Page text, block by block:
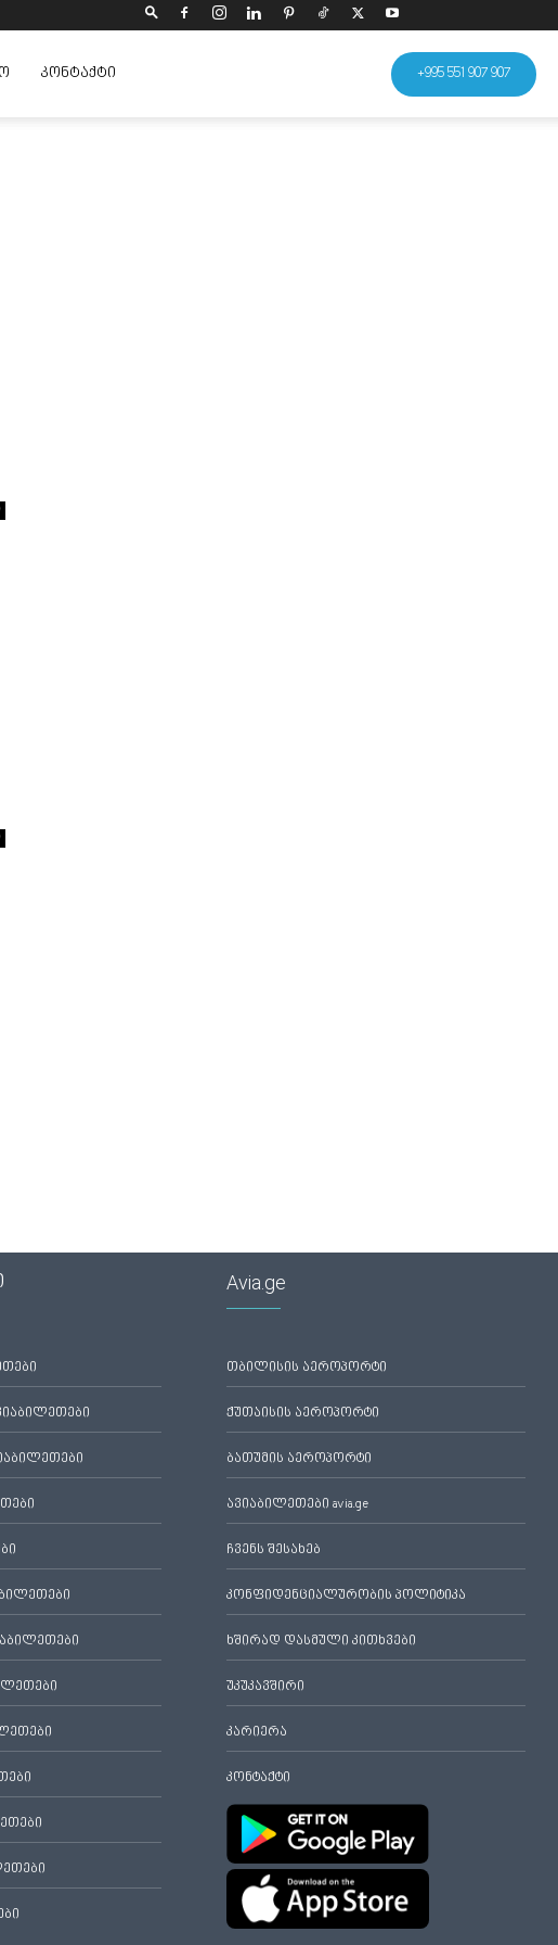
+995 551 907 907
ᲙᲝᲜᲢᲐᲥᲢᲘ
Avia.ge
თბილისის აეროპორტი
ქუთაისის აეროპორტი
ბათუმის აეროპორტი
ავიაბილეთები avia.ge
ჩვენს შესახებ
კონფიდენციალურობის პოლიტიკა
ხშირად დასმული კითხვები
უკუკავშირი
კარიერა
კონტაქტი